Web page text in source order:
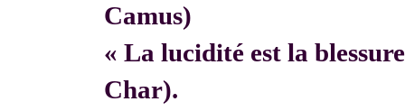
Camus)
« La lucidité est la
Char).